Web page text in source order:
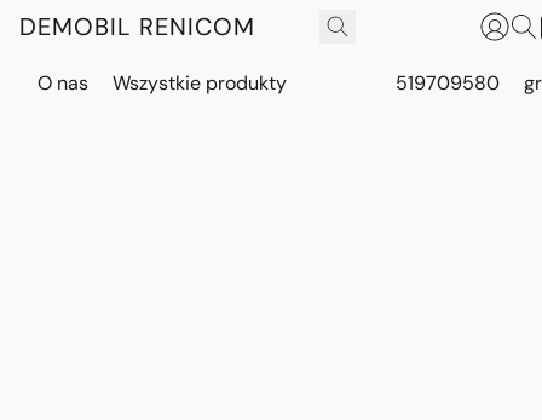
DEMOBIL RENICOM
O nas Wszystkie produkty 519709580